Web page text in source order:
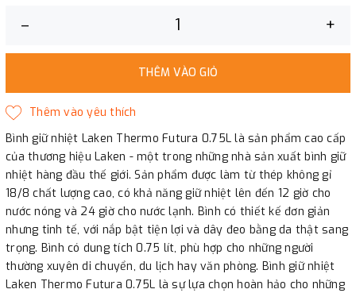
– +
THÊM VÀO GIỎ
Bình giữ nhiệt Laken Thermo Futura 0.75L là sản phẩm cao cấp
của thương hiệu Laken - một trong những nhà sản xuất bình giữ
nhiệt hàng đầu thế giới. Sản phẩm được làm từ thép không gỉ
18/8 chất lượng cao, có khả năng giữ nhiệt lên đến 12 giờ cho
nước nóng và 24 giờ cho nước lạnh. Bình có thiết kế đơn giản
nhưng tinh tế, với nắp bật tiện lợi và dây đeo bằng da thật sang
trọng. Bình có dung tích 0.75 lít, phù hợp cho những người
thường xuyên di chuyển, du lịch hay văn phòng. Bình giữ nhiệt
Laken Thermo Futura 0.75L là sự lựa chọn hoàn hảo cho những